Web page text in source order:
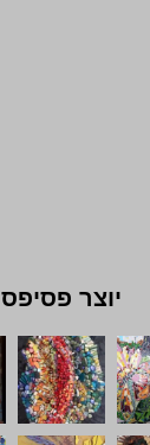
יוצר פסיפס